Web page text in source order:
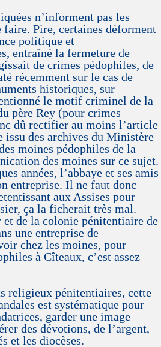
n’informent pas les
Pire, certaines déforment
politique et
entraîné la fermeture de
de crimes pédophiles, de
récemment sur le cas de
historiques, sur
le motif criminel de la
père Rey (pour crimes
dû rectifier au moins l’article
des archives du Ministère
moines pédophiles de la
des moines sur ce sujet.
années, l’abbaye et ses amis
entreprise. Il ne faut donc
aux Assises pour
ça la ficherait très mal.
de la colonie pénitentiaire de
une entreprise de
chez les moines, pour
à Cîteaux, c’est assez
religieux pénitentiaires, cette
est systématique pour
garder une image
des dévotions, de l’argent,
et les diocèses.